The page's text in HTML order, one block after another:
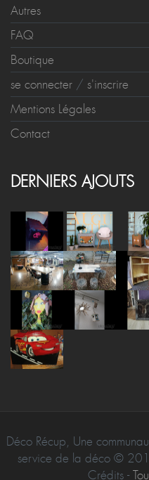
Autres
FAQ
Boutique
se connecter / s'inscrire
Mentions Légales
Contact
DERNIERS AJOUTS
Déco Récup, Une
service de la déco ©
Crédits -